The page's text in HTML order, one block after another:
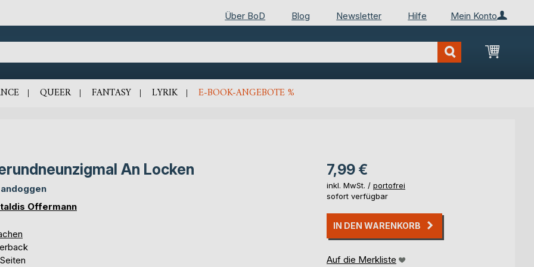
Mein Konto
Über BoD Blog Newsletter Hilfe
Mein
QUEER FANTASY LYRIK E-BOOK-ANGEBOTE %
An Locken
Offermann
7,99 €
inkl. MwSt. / portofrei
sofort verfügbar
IN DEN WARENKORB
Auf die Merkliste